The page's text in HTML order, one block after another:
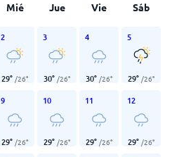
Mié Jue Vie Sáb
2
29° /26°
3
30° /26°
4
30° /26°
5
29° /26°
9
29° /26°
10
29° /26°
11
29° /26°
12
29° /26°